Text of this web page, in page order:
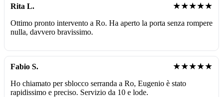
Rita L. ★★★★★
Ottimo pronto intervento a Ro. Ha aperto la porta senza rompere
nulla, davvero bravissimo.
Fabio S. ★★★★★
Ho chiamato per sblocco serranda a Ro, Eugenio è stato
rapidissimo e preciso. Servizio da 10 e lode.